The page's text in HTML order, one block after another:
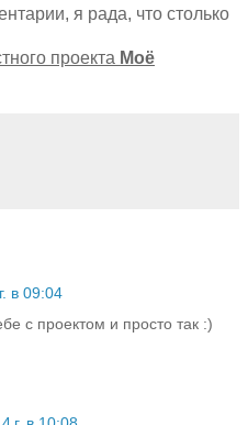
я рада, что столько
проекта Моё
в 09:04
с проектом и просто так :)